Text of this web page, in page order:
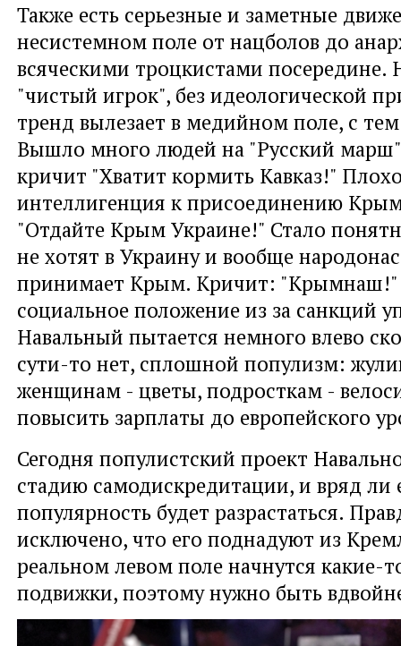
Также есть серьезные и заметные
несистемном поле от нацболов до
всяческими троцкистами посередине.
"чистый игрок", без идеологической
тренд вылезает в медийном поле, с
Вышло много людей на "Русский
кричит "Хватит кормить Кавказ!"
интеллигенция к присоединению
"Отдайте Крым Украине!" Стало
не хотят в Украину и вообще
принимает Крым. Кричит: "Крымнаш!"
социальное положение из за санкций
Навальный пытается немного влево
сути-то нет, сплошной популизм:
женщинам - цветы, подросткам -
повысить зарплаты до европейского
Сегодня популистский проект
стадию самодискредитации, и вряд ли
популярность будет разрастаться.
исключено, что его поднадуют из
реальном левом поле начнутся какие-
подвижки, поэтому нужно быть